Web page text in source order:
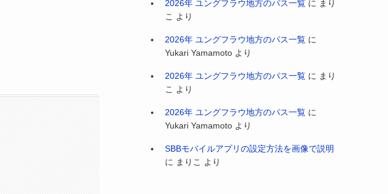
2026年 ユングフラウ地方のパス一覧 に まり
こ
より
2026年 ユングフラウ地方のパス一覧 に
Yukari Yamamoto より
2026年 ユングフラウ地方のパス一覧 に まり
こ
より
2026年 ユングフラウ地方のパス一覧 に
Yukari Yamamoto より
SBBモバイルアプリの設定方法を画像で説明
に まりこ より